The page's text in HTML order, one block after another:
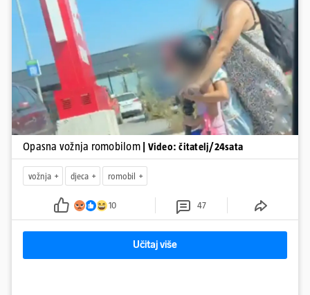
Pokretanje videa...
Opasna vožnja romobilom | Video: čitatelj/24sata
vožnja djeca romobil
10 47
Učitaj više